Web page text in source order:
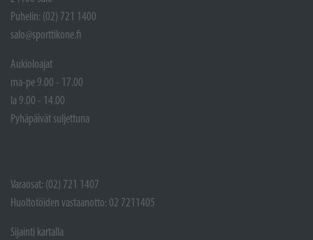
Puhelin: (02) 721 1400
salo@sporttikone.fi
Aukioloajat
ma-pe 9.00 - 17.00
la 9.00 - 14.00
Pyhäpäivät suljettuna
Varaosat: (02) 721 1407
Huoltotöiden vastaanotto: 02 7211405
Sijainti kartalla